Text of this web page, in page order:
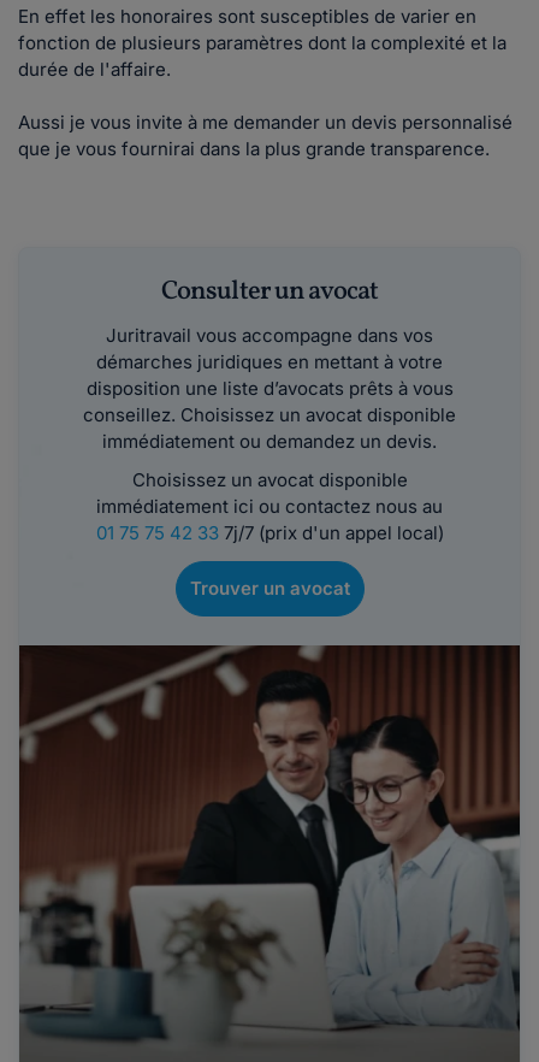
En effet les honoraires sont susceptibles de varier en
fonction de plusieurs paramètres dont la complexité et la
durée de l'affaire.
Aussi je vous invite à me demander un devis personnalisé
que je vous fournirai dans la plus grande transparence.
Consulter un avocat
Juritravail vous accompagne dans vos
démarches juridiques en mettant à votre
disposition une liste d’avocats prêts à vous
conseillez. Choisissez un avocat disponible
immédiatement ou demandez un devis.
Choisissez un avocat disponible
immédiatement ici ou contactez nous au
01 75 75 42 337j/7 (prix d'un appel local)
Trouver un avocat